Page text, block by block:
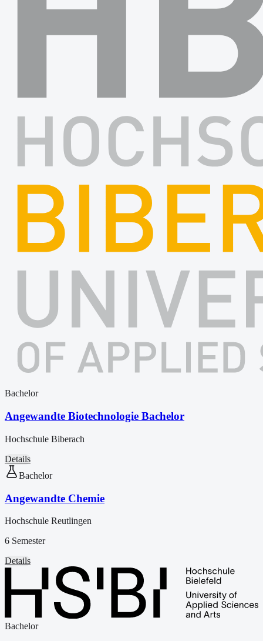
Bachelor
Angewandte Biotechnologie Bachelor
Hochschule Biberach
Details
Bachelor
Angewandte Chemie
Hochschule Reutlingen
6 Semester
Details
Bachelor